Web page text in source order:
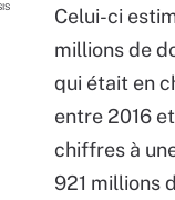
Celui-ci
millions de
qui était en
entre 2016
chiffres à
921 millions